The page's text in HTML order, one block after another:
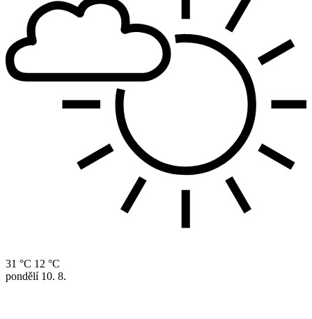
31 °C 12 °C
pondělí 10. 8.